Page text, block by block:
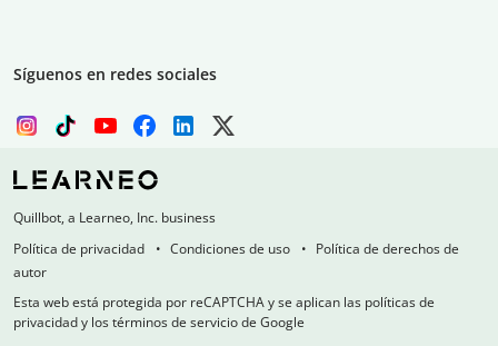
Síguenos en redes sociales
Quillbot, a Learneo, Inc. business
Política de privacidad
Condiciones de uso
Política de derechos de
autor
Esta web está protegida por reCAPTCHA y se aplican las políticas de
privacidad y los términos de servicio de Google